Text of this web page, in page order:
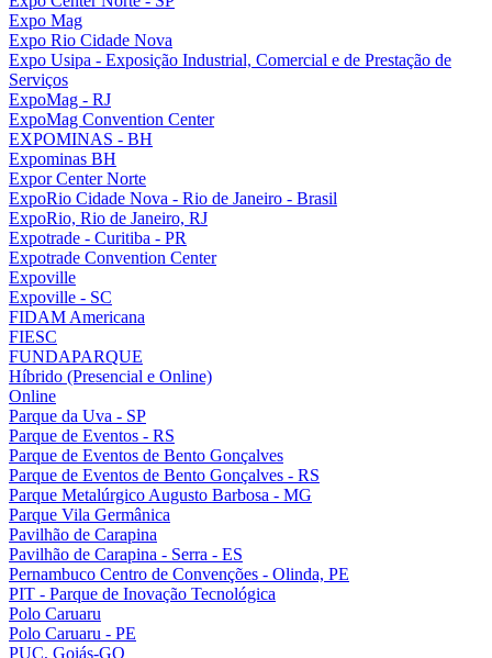
Expo Mag
Expo Rio Cidade Nova
Expo Usipa - Exposição Industrial, Comercial e de Prestação de
Serviços
ExpoMag - RJ
ExpoMag Convention Center
EXPOMINAS - BH
Expominas BH
Expor Center Norte
ExpoRio Cidade Nova - Rio de Janeiro - Brasil
ExpoRio, Rio de Janeiro, RJ
Expotrade - Curitiba - PR
Expotrade Convention Center
Expoville
Expoville - SC
FIDAM Americana
FIESC
FUNDAPARQUE
Híbrido (Presencial e Online)
Online
Parque da Uva - SP
Parque de Eventos - RS
Parque de Eventos de Bento Gonçalves
Parque de Eventos de Bento Gonçalves - RS
Parque Metalúrgico Augusto Barbosa - MG
Parque Vila Germânica
Pavilhão de Carapina
Pavilhão de Carapina - Serra - ES
Pernambuco Centro de Convenções - Olinda, PE
PIT - Parque de Inovação Tecnológica
Polo Caruaru
Polo Caruaru - PE
PUC, Goiás-GO